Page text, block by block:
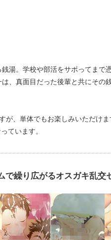
湯。学校や部活をサボってま
、真面目だった後輩と共にその
が、単体でもお楽しみいただけ
ています。
で繰り広がるオスガキ乱交